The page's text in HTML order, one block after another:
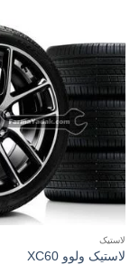
لاستیک
لاستیک ولوو XC60